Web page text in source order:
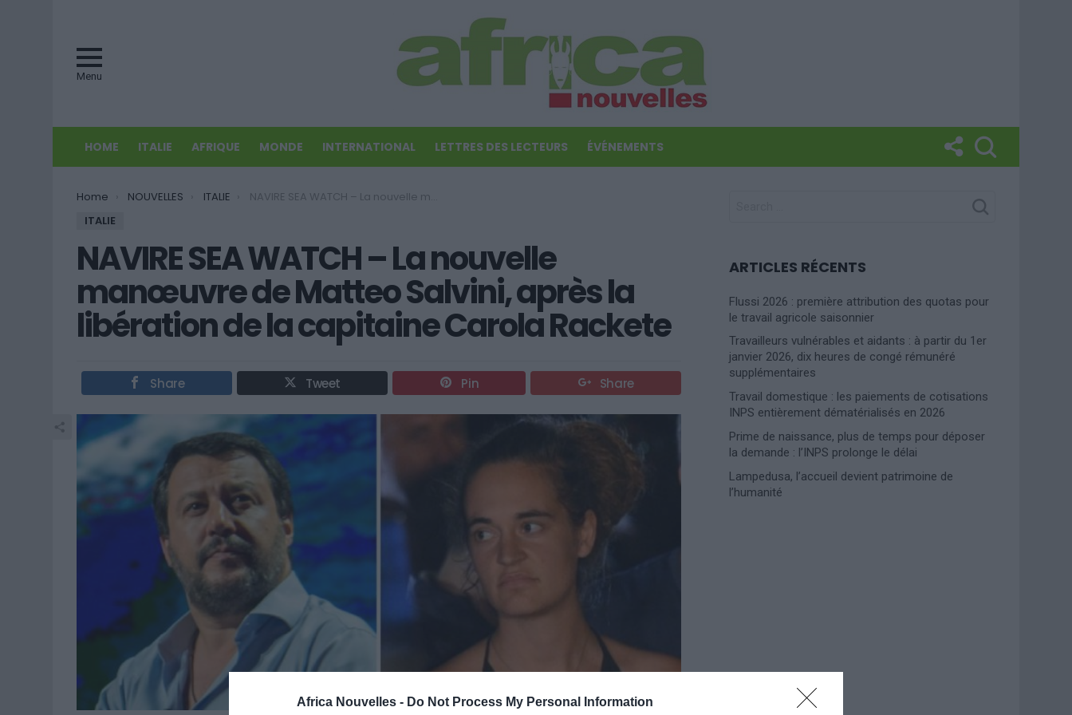
Africa Nouvelles - Do Not Process My Personal Information
Menu
HOME ITALIE AFRIQUE MONDE INTERNATIONAL LETTRES DES LECTEURS ÉVÉNEMENTS
You are here:
Home NOUVELLES ITALIE
NAVIRE SEA WATCH – La nouvelle manœuvre de Matteo Salvini, après la libération de la capitaine Carola Rackete
ITALIE
NAVIRE SEA WATCH – La nouvelle
manœuvre de Matteo Salvini, après la
libération de la capitaine Carola Rackete
Share Tweet Pin Share
ARTICLES RÉCENTS
Flussi 2026 : première attribution des quotas pour
le travail agricole saisonnier
Travailleurs vulnérables et aidants : à partir du 1er
janvier 2026, dix heures de congé rémunéré
supplémentaires
Travail domestique : les paiements de cotisations
INPS entièrement dématérialisés en 2026
Prime de naissance, plus de temps pour déposer
la demande : l’INPS prolonge le délai
Lampedusa, l’accueil devient patrimoine de
l’humanité